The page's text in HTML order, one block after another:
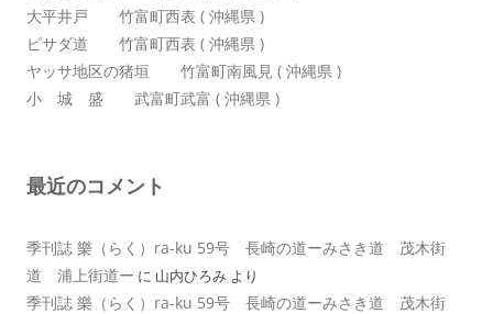
大平井戸 竹富町西表 ( 沖縄県 )
ピサダ道 竹富町西表 ( 沖縄県 )
ヤッサ地区の猪垣 竹富町南風見 ( 沖縄県 )
小 城 盛 武富町武富 ( 沖縄県 )
最近のコメント
季刊誌 樂（らく）ra-ku 59号 長崎の道ーみさき道 茂木街
道 浦上街道ー に 山内ひろみ より
季刊誌 樂（らく）ra-ku 59号 長崎の道ーみさき道 茂木街